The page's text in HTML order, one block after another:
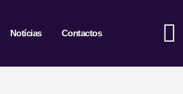
Notícias Contactos